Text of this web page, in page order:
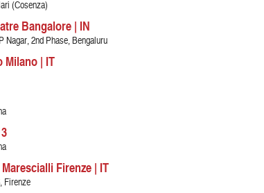
(Cosenza)
Bangalore | IN
Nagar, 2nd Phase, Bengaluru
Milano | IT
Firenze | IT
Firenze